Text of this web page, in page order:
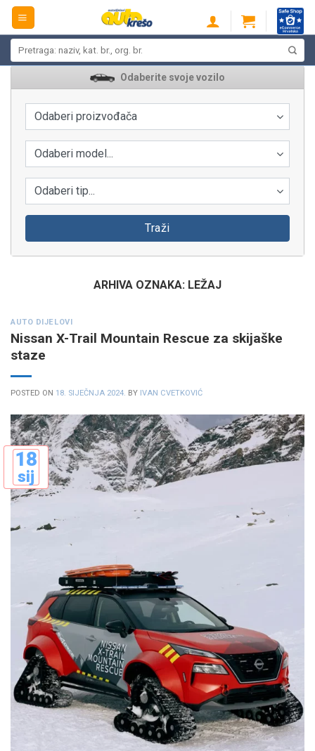
Skip
content
Odaberite svoje vozilo
Odaberi proizvođača
Odaberi model...
Odaberi tip...
Traži
ARHIVA OZNAKA: LEŽAJ
AUTO DIJELOVI
Nissan X-Trail Mountain Rescue za skijaške
staze
POSTED ON 18. SIJEČNJA 2024. BY IVAN CVETKOVIĆ
18
sij